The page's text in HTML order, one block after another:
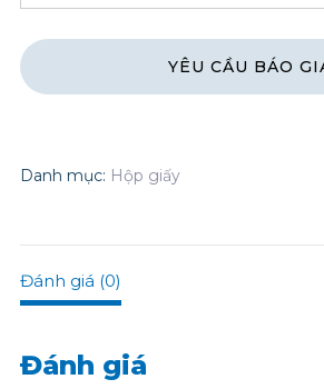
Danh mục: Hộp giấy
Đánh giá (0)
Đánh giá